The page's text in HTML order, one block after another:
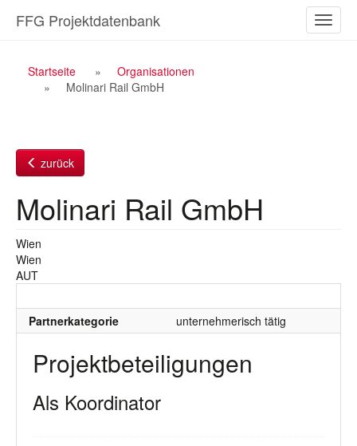
Inhalt
ein-/
FFG Projektdatenbank
Breadcrumb
Navigation
Startseite
Organisationen
Molinari Rail GmbH
zurück
Molinari Rail GmbH
Wien
Wien
AUT
Partnerkategorie unternehmerisch tätig
Projektbeteiligungen
Als Koordinator